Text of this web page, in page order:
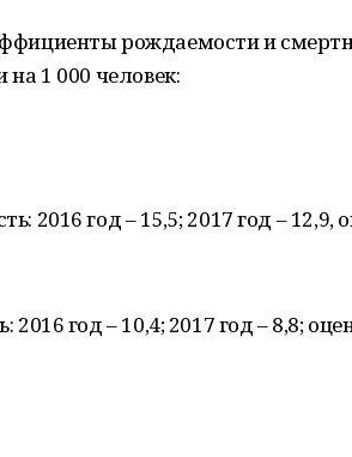
рождаемости и
на 1 000 человек:
2016 год – 15,5; 2017 год – 12,9,
2016 год – 10,4; 2017 год – 8,8;